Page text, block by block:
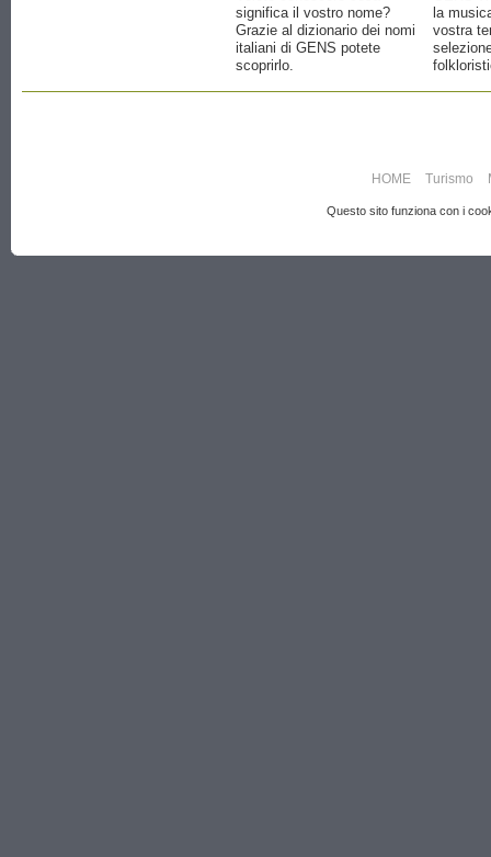
significa il vostro nome?
Grazie al dizionario dei nomi
italiani di GENS potete
scoprirlo.
la
vostra
HOME Turismo
Questo sito funziona con i